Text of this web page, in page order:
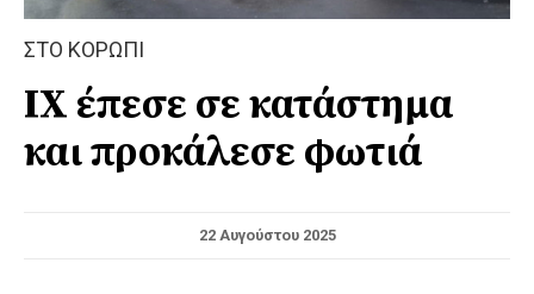
ΣΤΟ ΚΟΡΩΠΙ
ΙΧ έπεσε σε κατάστημα
και προκάλεσε φωτιά
22 Αυγούστου 2025